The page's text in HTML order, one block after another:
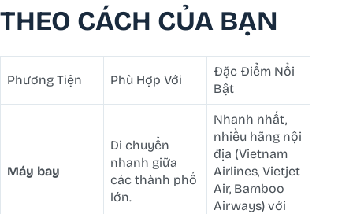
THEO CÁCH CỦA BẠN
Phương Tiện Phù Hợp Với
Đặc Điểm Nổi
Bật
Máy bay
Di chuyển
nhanh giữa
các thành phố
lớn.
Nhanh nhất,
nhiều hãng nội
địa (Vietnam
Airlines, Vietjet
Air, Bamboo
Airways) với